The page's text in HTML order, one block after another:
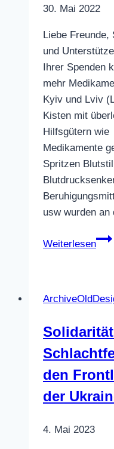
30. Mai 2022
Liebe Freunde,
und
Ihrer Spenden
mehr
Kyiv und Lviv
Kisten mit
Hilfsgütern wie
Medikamente
Spritzen
usw wurden
Weiterlesen
Noch
Kyiv
&
den
der
4. Mai 2023